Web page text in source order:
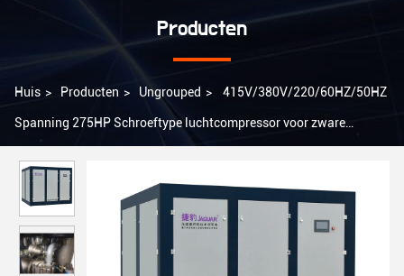
Producten
Huis > Producten > Ungrouped > 415V/380V/220/60HZ/50HZ
Spanning 275HP Schroeftype luchtcompressor voor zware